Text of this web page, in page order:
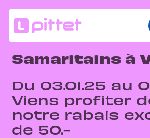
Samaritains à
Du 03.01.25 au
Viens profiter
notre rabais
de 50.-